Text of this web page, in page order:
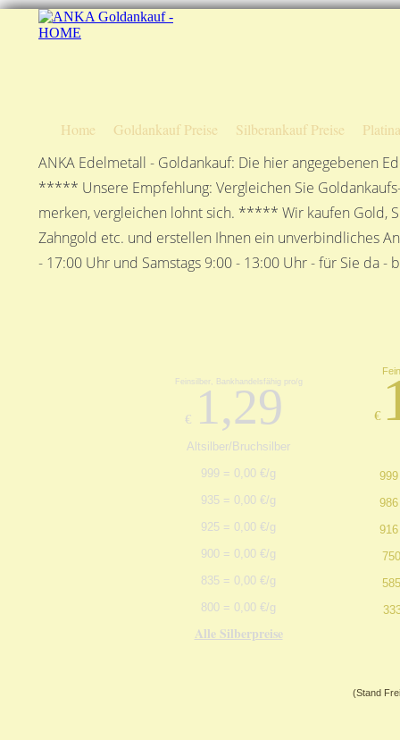
Home Goldankauf Preise Silberankauf Preise
ANKA Edelmetall - Goldankauf: Die hier angegebenen
***** Unsere Empfehlung: Vergleichen Sie
merken, vergleichen lohnt sich. ***** Wir kaufen Gold,
Zahngold etc. und erstellen Ihnen ein unverbindliches
- 17:00 Uhr und Samstags 9:00 - 13:00 Uhr - für Sie
€
1,29
Feinsilber, Bankhandelsfähig pro/g
Altsilber/Bruchsilber
999 = 0,00 €/g
935 = 0,00 €/g
925 = 0,00 €/g
900 = 0,00 €/g
835 = 0,00 €/g
800 = 0,00 €/g
Alle Silberpreise
€
999
986
916
750
585
(Stand